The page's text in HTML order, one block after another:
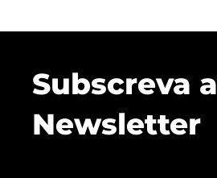
Subscreva a
Newsletter